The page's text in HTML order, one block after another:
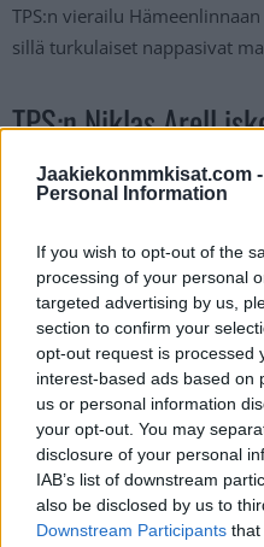
Jaakiekonmmkisat.com -
Personal Information
If you wish to opt-out of the
processing of your personal
targeted advertising by us,
section to confirm your
opt-out request is processed
interest-based ads based on
us or personal information
your opt-out. You may
disclosure of your personal
IAB’s list of downstream
also be disclosed by us to
Downstream Participants that
TPS:n vierailu
sillä turkulaiset nappasivat
TPS:n Niklas Arell
maalin HPK:a vastaan:
Jos video ei näy, voit katsoa
Edellinen artikkeli